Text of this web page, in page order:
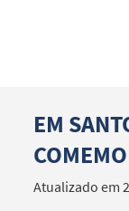
Termo de
EM
Atualizado em